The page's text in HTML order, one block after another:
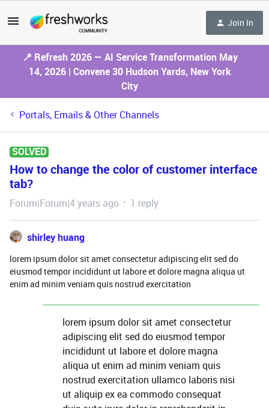
Join In
📍 Refresh 2026 — AI Service Transformation May
14, 2026 | Convene 30 Hudson Yards, New York
City
Portals, Emails & Other Channels
SOLVED
How to change the color of customer interface
tab?
Forum|Forum|4 years ago 1 reply
shirley huang
lorem ipsum dolor sit amet consectetur adipiscing elit sed do
eiusmod tempor incididunt ut labore et dolore magna aliqua ut
enim ad minim veniam quis nostrud exercitation
lorem ipsum dolor sit amet consectetur
adipiscing elit sed do eiusmod tempor
incididunt ut labore et dolore magna
aliqua ut enim ad minim veniam quis
nostrud exercitation ullamco laboris nisi
ut aliquip ex ea commodo consequat